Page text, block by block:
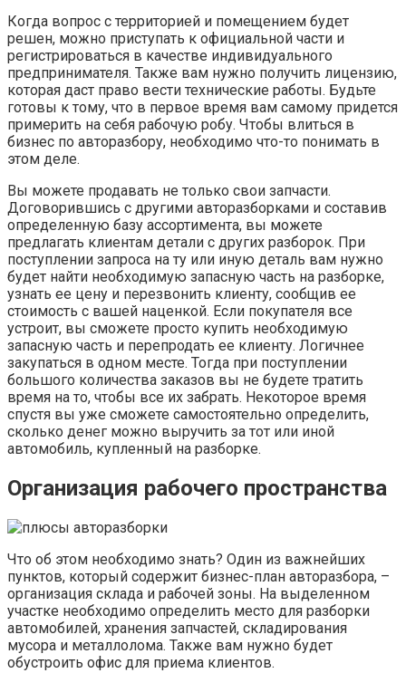
Когда вопрос с территорией и помещением будет
решен, можно приступать к официальной части и
регистрироваться в качестве индивидуального
предпринимателя. Также вам нужно получить лицензию,
которая даст право вести технические работы. Будьте
готовы к тому, что в первое время вам самому придется
примерить на себя рабочую робу. Чтобы влиться в
бизнес по авторазбору, необходимо что-то понимать в
этом деле.
Вы можете продавать не только свои запчасти.
Договорившись с другими авторазборками и составив
определенную базу ассортимента, вы можете
предлагать клиентам детали с других разборок. При
поступлении запроса на ту или иную деталь вам нужно
будет найти необходимую запасную часть на разборке,
узнать ее цену и перезвонить клиенту, сообщив ее
стоимость с вашей наценкой. Если покупателя все
устроит, вы сможете просто купить необходимую
запасную часть и перепродать ее клиенту. Логичнее
закупаться в одном месте. Тогда при поступлении
большого количества заказов вы не будете тратить
время на то, чтобы все их забрать. Некоторое время
спустя вы уже сможете самостоятельно определить,
сколько денег можно выручить за тот или иной
автомобиль, купленный на разборке.
Организация рабочего пространства
Что об этом необходимо знать? Один из важнейших
пунктов, который содержит бизнес-план авторазбора, –
организация склада и рабочей зоны. На выделенном
участке необходимо определить место для разборки
автомобилей, хранения запчастей, складирования
мусора и металлолома. Также вам нужно будет
обустроить офис для приема клиентов.